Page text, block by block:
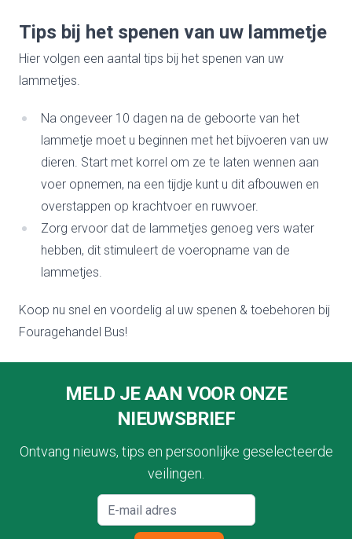
Tips bij het spenen van uw lammetje
Hier volgen een aantal tips bij het spenen van uw
lammetjes.
Na ongeveer 10 dagen na de geboorte van het
lammetje moet u beginnen met het bijvoeren van uw
dieren. Start met korrel om ze te laten wennen aan
voer opnemen, na een tijdje kunt u dit afbouwen en
overstappen op krachtvoer en ruwvoer.
Zorg ervoor dat de lammetjes genoeg vers water
hebben, dit stimuleert de voeropname van de
lammetjes.
Koop nu snel en voordelig al uw spenen & toebehoren bij
Fouragehandel Bus!
MELD JE AAN VOOR ONZE
NIEUWSBRIEF
Ontvang nieuws, tips en persoonlijke geselecteerde
veilingen.